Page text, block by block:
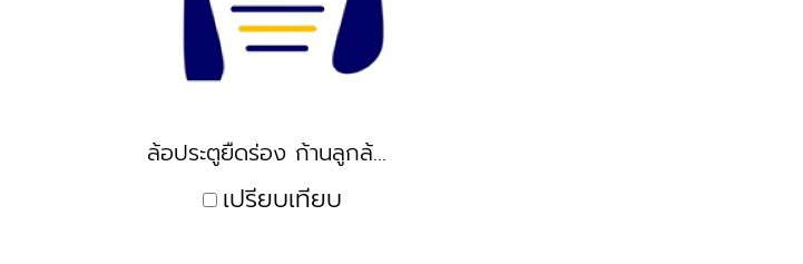
ล้อประตูยืดร่อง ก้านลูกล้อประตู บู๊ต
เปรียบเทียบ